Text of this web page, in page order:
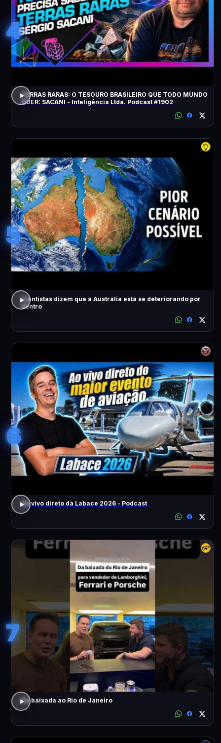
4
TERRAS RARAS: O TESOURO BRASILEIRO QUE TODO MUNDO
QUER: SACANI - Inteligência Ltda. Podcast #1902
5
Cientistas dizem que a Austrália está se deteriorando por
dentro
6
Ao vivo direto da Labace 2026 - Podcast
7
Da baixada ao Rio de Janeiro